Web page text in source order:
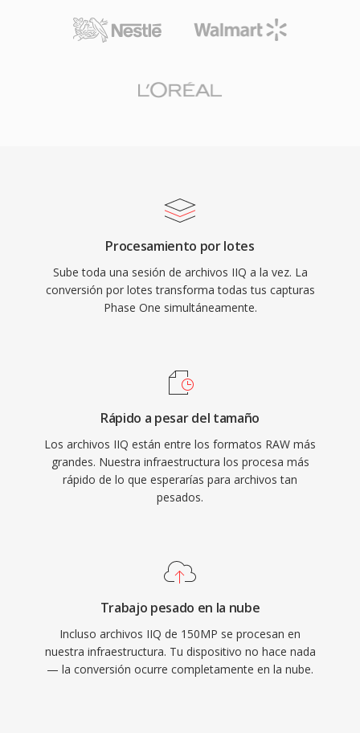
Procesamiento por lotes
Sube toda una sesión de archivos IIQ a la vez. La
conversión por lotes transforma todas tus capturas
Phase One simultáneamente.
Rápido a pesar del tamaño
Los archivos IIQ están entre los formatos RAW más
grandes. Nuestra infraestructura los procesa más
rápido de lo que esperarías para archivos tan
pesados.
Trabajo pesado en la nube
Incluso archivos IIQ de 150MP se procesan en
nuestra infraestructura. Tu dispositivo no hace nada
— la conversión ocurre completamente en la nube.